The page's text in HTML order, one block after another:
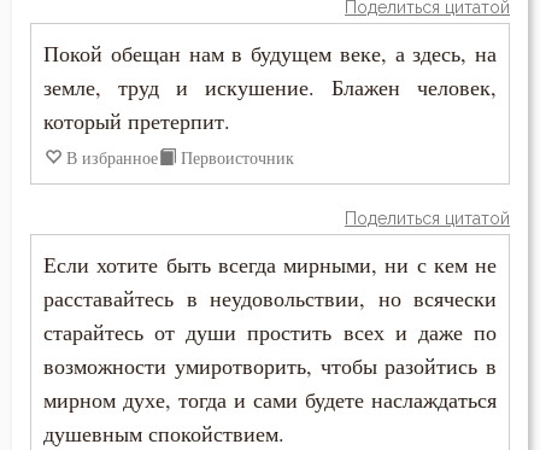
Болезнь
Власть
Воля Божия
Время
Гордость
Дело
Антоний Оптинский (Путилов)
Василий Великий
Игнатий Антиохийский
Иоанн Кронштадтский
Исаак Сирин Ниневийский
Поделиться цитатой
Покой обещан нам в будущем веке, а здесь, на
земле, труд и искушение. Блажен человек,
который претерпит.
В избранное Первоисточник
Поделиться цитатой
Если хотите быть всегда мирными, ни с кем не
расставайтесь в неудовольствии, но всячески
старайтесь от души простить всех и даже по
возможности умиротворить, чтобы разойтись в
мирном духе, тогда и сами будете наслаждаться
душевным спокойствием.